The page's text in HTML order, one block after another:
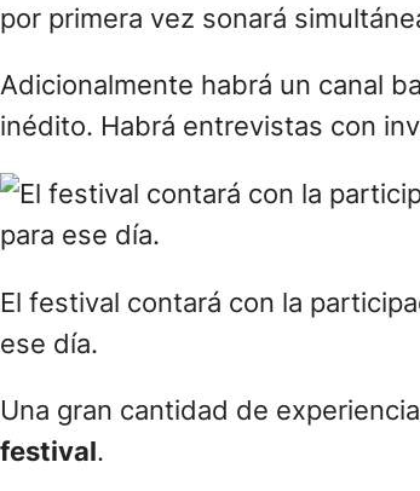
por primera vez sonará
Adicionalmente habrá un canal
inédito. Habrá entrevistas con
El festival contará con la
ese día.
Una gran cantidad de
festival.